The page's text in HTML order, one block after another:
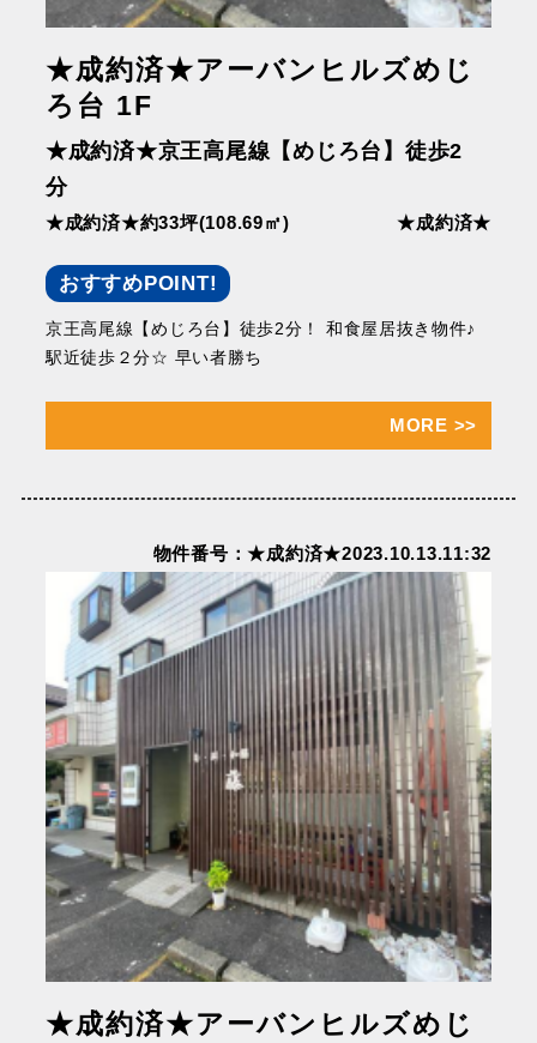
★成約済★アーバンヒルズめじ
ろ台 1F
★成約済★京王⾼尾線【めじろ台】徒歩2
分
★成約済★約33坪(108.69㎡) ★成約済★
おすすめPOINT!
京王⾼尾線【めじろ台】徒歩2分！ 和⾷屋居抜き物件♪
駅近徒歩２分☆ 早い者勝ち
MORE >>
物件番号：★成約済★2023.10.13.11:32
★成約済★アーバンヒルズめじ